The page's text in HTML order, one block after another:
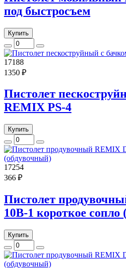
под быстросъем
Купить
17188
1350 ₽
Пистолет
REMIX PS-4
Купить
17254
366 ₽
Пистолет
10B-1 короткое
Купить